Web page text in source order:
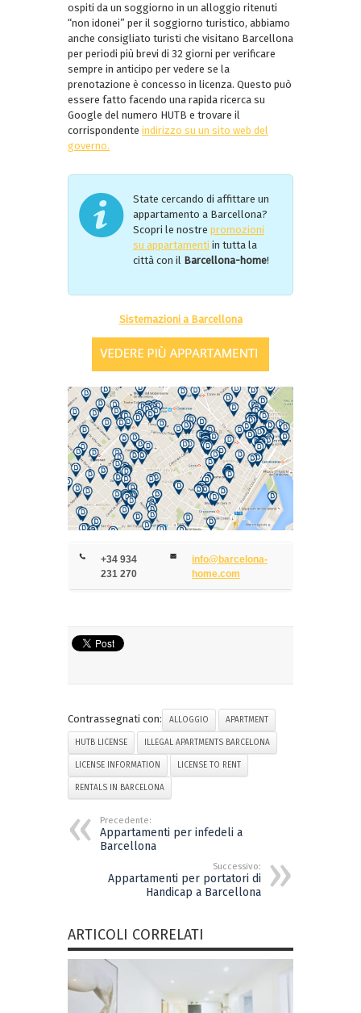
ospiti da un soggiorno in un alloggio ritenuti
“non idonei” per il soggiorno turistico, abbiamo
anche consigliato turisti che visitano Barcellona
per periodi più brevi di 32 giorni per verificare
sempre in anticipo per vedere se la
prenotazione è concesso in licenza. Questo può
essere fatto facendo una rapida ricerca su
Google del numero HUTB e trovare il
corrispondente indirizzo su un sito web del
governo.
State cercando di affittare un
appartamento a Barcellona?
Scopri le nostre promozioni
su appartamenti in tutta la
città con il Barcellona-home!
Sistemazioni a Barcellona
+34 934
231 270
info@barcelona-
home.com
Contrassegnati con: ALLOGGIO APARTMENT
HUTB LICENSE ILLEGAL APARTMENTS BARCELONA
LICENSE INFORMATION LICENSE TO RENT
RENTALS IN BARCELONA
Precedente:
Appartamenti per infedeli a
Barcellona
Successivo:
Appartamenti per portatori di
Handicap a Barcellona
ARTICOLI CORRELATI